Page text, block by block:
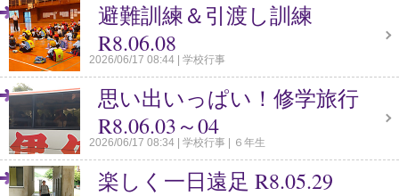
避難訓練＆引渡し訓練
R8.06.08
2026/06/17 08:44 学校行事
思い出いっぱい！修学旅行
R8.06.03～04
2026/06/17 08:34 学校行事 ６年生
楽しく一日遠足 R8.05.29